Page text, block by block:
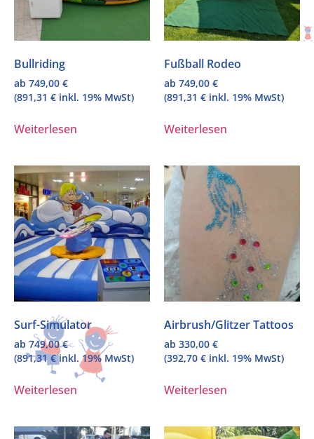
Bullriding
ab 749,00 €
(891,31 € inkl. 19% MwSt)
Weiterlesen
Fußball Rodeo
ab 749,00 €
(891,31 € inkl. 19% MwSt)
Weiterlesen
Surf-Simulator
ab 749,00€
(891,31€inkl. 19% MwSt)
Weiterlesen
Airbrush/Glitzer Tattoos
ab 330,00 €
(392,70 € inkl. 19% MwSt)
Weiterlesen